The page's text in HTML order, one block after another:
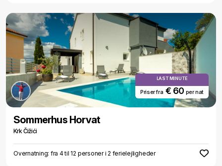
LAST MINUTE
Priser fra€ 60 per nat
Sommerhus Horvat
Krk Čižići
Overnatning: fra 4 til 12 personer i 2 ferielejligheder